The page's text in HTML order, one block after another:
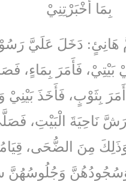
بِمَا أَخْبَرْتِنِيْ
هَانِئٍ: دَخَلَ عَلَيَّ
بَيْتِيْ، فَأَمَرَ بِمَاءٍ،
بِثَوْبٍ، فَأَخَذَ بَيْنِيْ
نَاحِيَةَ الْبَيْتِ،
مِنَ الضُّحَى،
وَجُلُوسُهُنَّ